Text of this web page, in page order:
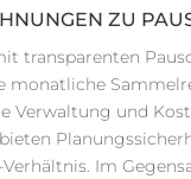
ZU
transparenten
monatliche
Verwaltung und
Im